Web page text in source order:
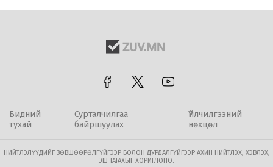
Бидний
тухай
Сурталчилгаа
байршуулах
Үйлчилгээний
нөхцөл
НИЙТЛЭЛҮҮДИЙГ ЗӨВШӨӨРӨЛГҮЙГЭЭР БОЛОН ДУРДАЛГҮЙГЭЭР АХИН НИЙТЛЭХ, ХЭВЛЭХ,
ЭШ ТАТАХЫГ ХОРИГЛОНО.